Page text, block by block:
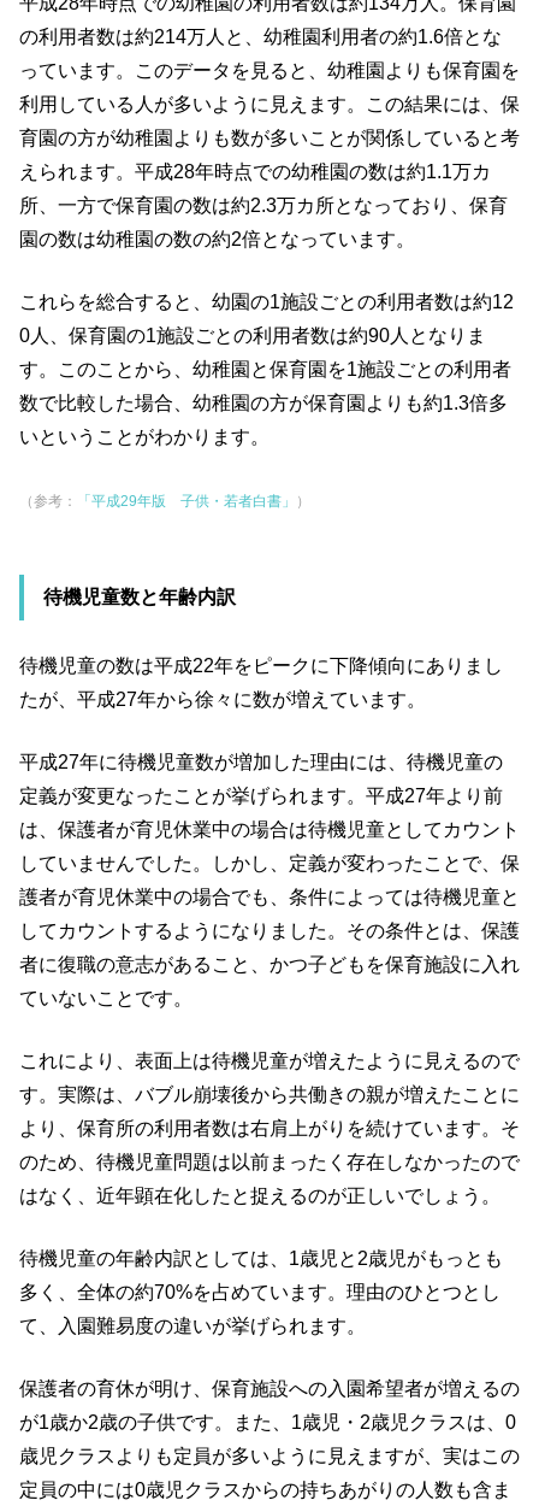
の利用者数は約214万人と、幼稚園利用者の約1.6倍とな
っています。このデータを見ると、幼稚園よりも保育園を
利用している人が多いように見えます。この結果には、保
育園の方が幼稚園よりも数が多いことが関係していると考
えられます。平成28年時点での幼稚園の数は約1.1万カ
所、一方で保育園の数は約2.3万カ所となっており、保育
園の数は幼稚園の数の約2倍となっています。
これらを総合すると、幼園の1施設ごとの利用者数は約12
0人、保育園の1施設ごとの利用者数は約90人となりま
す。このことから、幼稚園と保育園を1施設ごとの利用者
数で比較した場合、幼稚園の方が保育園よりも約1.3倍多
いということがわかります。
（参考： 「平成29年版 子供・若者白書」 ）
待機児童数と年齢内訳
待機児童の数は平成22年をピークに下降傾向にありまし
たが、平成27年から徐々に数が増えています。
平成27年に待機児童数が増加した理由には、待機児童の
定義が変更なったことが挙げられます。平成27年より前
は、保護者が育児休業中の場合は待機児童としてカウント
していませんでした。しかし、定義が変わったことで、保
護者が育児休業中の場合でも、条件によっては待機児童と
してカウントするようになりました。その条件とは、保護
者に復職の意志があること、かつ子どもを保育施設に入れ
ていないことです。
これにより、表面上は待機児童が増えたように見えるので
す。実際は、バブル崩壊後から共働きの親が増えたことに
より、保育所の利用者数は右肩上がりを続けています。そ
のため、待機児童問題は以前まったく存在しなかったので
はなく、近年顕在化したと捉えるのが正しいでしょう。
待機児童の年齢内訳としては、1歳児と2歳児がもっとも
多く、全体の約70%を占めています。理由のひとつとし
て、入園難易度の違いが挙げられます。
保護者の育休が明け、保育施設への入園希望者が増えるの
が1歳か2歳の子供です。また、1歳児・2歳児クラスは、0
歳児クラスよりも定員が多いように見えますが、実はこの
定員の中には0歳児クラスからの持ちあがりの人数も含ま